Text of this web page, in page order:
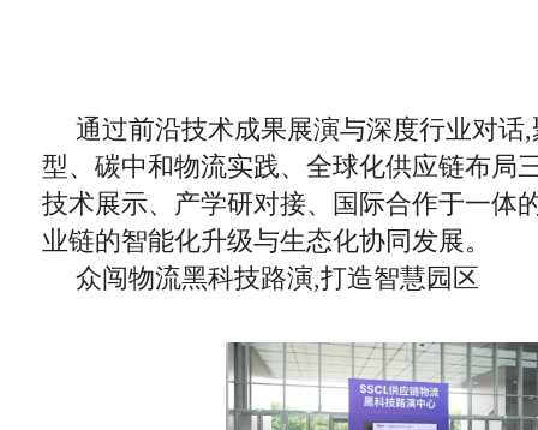
通过前沿技术成果展演与深度行业对话
型、碳中和物流实践、全球化供应链布局
技术展示、产学研对接、国际合作于一体
业链的智能化升级与生态化协同发展。
众闯物流黑科技路演,打造智慧园区